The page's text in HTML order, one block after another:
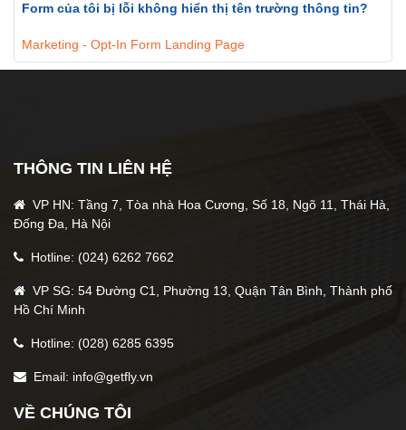
Form của tôi bị lỗi không hiển thị tên trường thông tin?
Marketing - Opt-In Form Landing Page
THÔNG TIN LIÊN HỆ
VP HN: Tầng 7, Tòa nhà Hoa Cương, Số 18, Ngõ 11, Thái Hà,
Đống Đa, Hà Nội
Hotline: (024) 6262 7662
VP SG: 54 Đường C1, Phường 13, Quận Tân Bình, Thành phố
Hồ Chí Minh
Hotline: (028) 6285 6395
Email: info@getfly.vn
VỀ CHÚNG TÔI